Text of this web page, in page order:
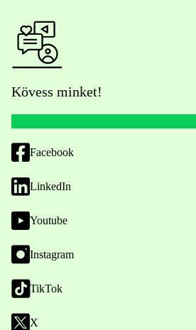
Kövess minket!
Facebook
LinkedIn
Youtube
Instagram
TikTok
X